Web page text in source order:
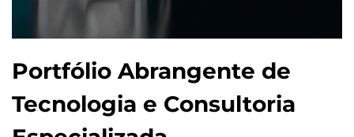
Portfólio Abrangente de
Tecnologia e Consultoria